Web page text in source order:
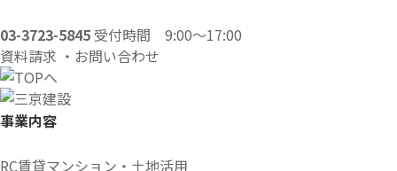
03-3723-5845 受付時間 9:00～17:00
資料請求 ・お問い合わせ
事業内容
RC賃貸マンション・土地活用